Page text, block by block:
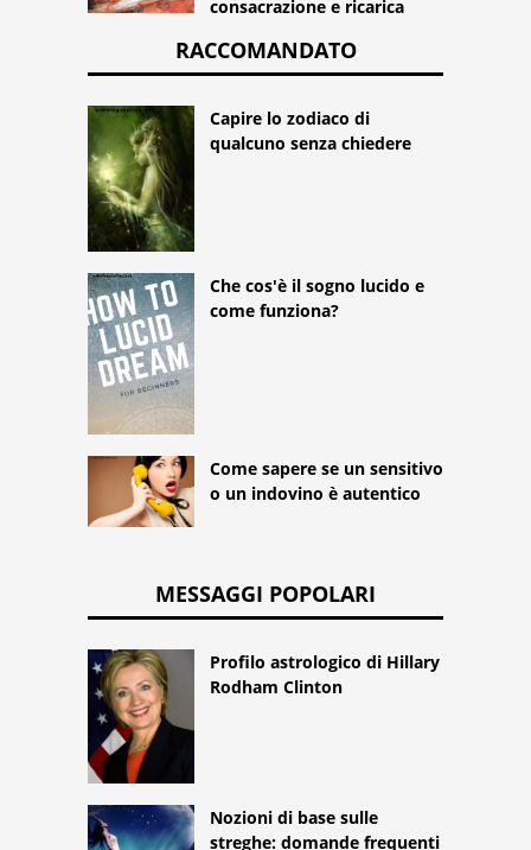
consacrazione e ricarica
RACCOMANDATO
Capire lo zodiaco di
qualcuno senza chiedere
Che cos'è il sogno lucido e
come funziona?
Come sapere se un sensitivo
o un indovino è autentico
MESSAGGI POPOLARI
Profilo astrologico di Hillary
Rodham Clinton
Nozioni di base sulle
streghe: domande frequenti